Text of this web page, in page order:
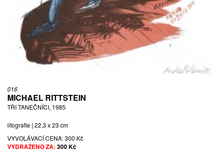
016
MICHAEL RITTSTEIN
TŘI TANEČNÍCI, 1985
litografie | 22,3 x 23 cm
VYVOLÁVACÍ CENA:300 Kč
VYDRAŽENO ZA: 300 Kč